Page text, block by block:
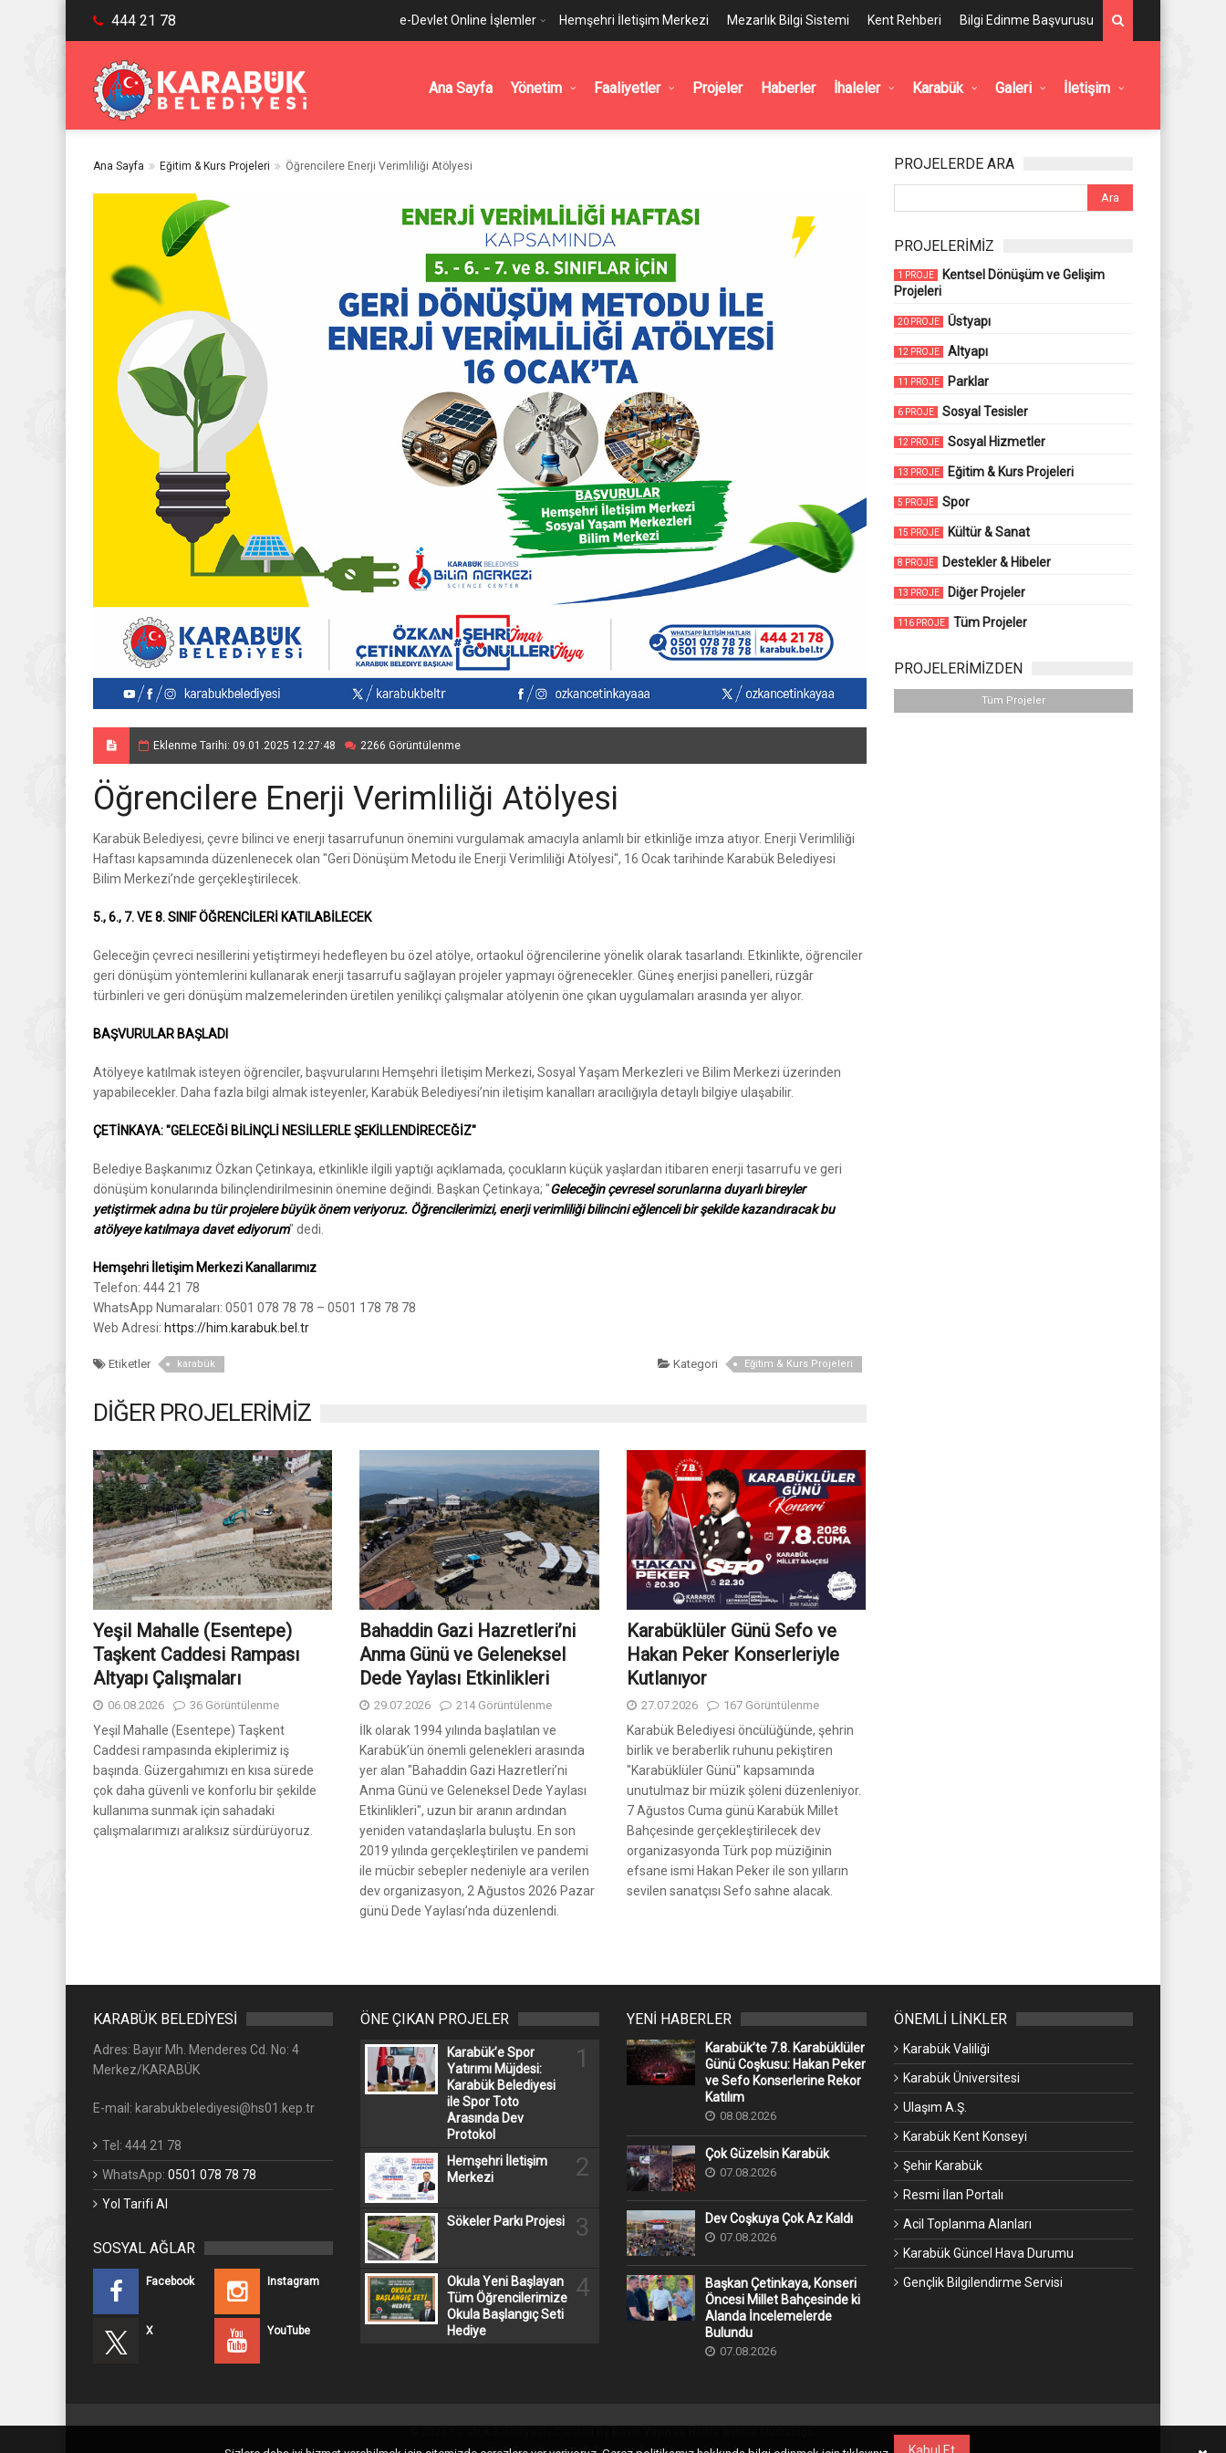
444 21 78 e-Devlet Online İşlemler Hemşehri İletişim Merkezi Mezarlık Bilgi Sistemi Kent Rehberi Bilgi Edinme Başvurusu
Ana Sayfa Yönetim Faaliyetler Projeler Haberler İhaleler Karabük Galeri İletişim
Ana Sayfa Eğitim & Kurs Projeleri Öğrencilere Enerji Verimliliği Atölyesi
Eklenme Tarihi: 09.01.2025 12:27:48 2266 Görüntülenme
Öğrencilere Enerji Verimliliği Atölyesi
Karabük Belediyesi, çevre bilinci ve enerji tasarrufunun önemini vurgulamak amacıyla anlamlı bir etkinliğe imza atıyor. Enerji Verimliliği
Haftası kapsamında düzenlenecek olan "Geri Dönüşüm Metodu ile Enerji Verimliliği Atölyesi", 16 Ocak tarihinde Karabük Belediyesi
Bilim Merkezi’nde gerçekleştirilecek.
5., 6., 7. VE 8. SINIF ÖĞRENCİLERİ KATILABİLECEK
Geleceğin çevreci nesillerini yetiştirmeyi hedefleyen bu özel atölye, ortaokul öğrencilerine yönelik olarak tasarlandı. Etkinlikte, öğrenciler
geri dönüşüm yöntemlerini kullanarak enerji tasarrufu sağlayan projeler yapmayı öğrenecekler. Güneş enerjisi panelleri, rüzgâr
türbinleri ve geri dönüşüm malzemelerinden üretilen yenilikçi çalışmalar atölyenin öne çıkan uygulamaları arasında yer alıyor.
BAŞVURULAR BAŞLADI
Atölyeye katılmak isteyen öğrenciler, başvurularını Hemşehri İletişim Merkezi, Sosyal Yaşam Merkezleri ve Bilim Merkezi üzerinden
yapabilecekler. Daha fazla bilgi almak isteyenler, Karabük Belediyesi’nin iletişim kanalları aracılığıyla detaylı bilgiye ulaşabilir.
ÇETİNKAYA: "GELECEĞİ BİLİNÇLİ NESİLLERLE ŞEKİLLENDİRECEĞİZ"
Belediye Başkanımız Özkan Çetinkaya, etkinlikle ilgili yaptığı açıklamada, çocukların küçük yaşlardan itibaren enerji tasarrufu ve geri
dönüşüm konularında bilinçlendirilmesinin önemine değindi. Başkan Çetinkaya; "Geleceğin çevresel sorunlarına duyarlı bireyler
yetiştirmek adına bu tür projelere büyük önem veriyoruz. Öğrencilerimizi, enerji verimliliği bilincini eğlenceli bir şekilde kazandıracak bu
atölyeye katılmaya davet ediyorum" dedi.
Hemşehri İletişim Merkezi Kanallarımız
Telefon: 444 21 78
WhatsApp Numaraları: 0501 078 78 78 – 0501 178 78 78
Web Adresi: https://him.karabuk.bel.tr
Etiketler karabük Kategori Eğitim & Kurs Projeleri
DİĞER PROJELERİMİZ
Yeşil Mahalle (Esentepe)
Taşkent Caddesi Rampası
Altyapı Çalışmaları
06.08.2026 36 Görüntülenme
Yeşil Mahalle (Esentepe) Taşkent
Caddesi rampasında ekiplerimiz iş
başında. Güzergahımızı en kısa sürede
çok daha güvenli ve konforlu bir şekilde
kullanıma sunmak için sahadaki
çalışmalarımızı aralıksız sürdürüyoruz.
Bahaddin Gazi Hazretleri’ni
Anma Günü ve Geleneksel
Dede Yaylası Etkinlikleri
29.07.2026 214 Görüntülenme
İlk olarak 1994 yılında başlatılan ve
Karabük’ün önemli gelenekleri arasında
yer alan "Bahaddin Gazi Hazretleri’ni
Anma Günü ve Geleneksel Dede Yaylası
Etkinlikleri", uzun bir aranın ardından
yeniden vatandaşlarla buluştu. En son
2019 yılında gerçekleştirilen ve pandemi
ile mücbir sebepler nedeniyle ara verilen
dev organizasyon, 2 Ağustos 2026 Pazar
günü Dede Yaylası’nda düzenlendi.
Karabüklüler Günü Sefo ve
Hakan Peker Konserleriyle
Kutlanıyor
27.07.2026 167 Görüntülenme
Karabük Belediyesi öncülüğünde, şehrin
birlik ve beraberlik ruhunu pekiştiren
"Karabüklüler Günü" kapsamında
unutulmaz bir müzik şöleni düzenleniyor.
7 Ağustos Cuma günü Karabük Millet
Bahçesinde gerçekleştirilecek dev
organizasyonda Türk pop müziğinin
efsane ismi Hakan Peker ile son yılların
sevilen sanatçısı Sefo sahne alacak.
PROJELERDE ARA
PROJELERİMİZ
1 PROJE
Kentsel Dönüşüm ve Gelişim
Projeleri
20 PROJE Üstyapı
12 PROJE Altyapı
11 PROJE Parklar
6 PROJE Sosyal Tesisler
12 PROJE Sosyal Hizmetler
13 PROJE Eğitim & Kurs Projeleri
5 PROJE Spor
15 PROJE Kültür & Sanat
8 PROJE Destekler & Hibeler
13 PROJE Diğer Projeler
116 PROJE Tüm Projeler
PROJELERİMİZDEN
Tüm Projeler
KARABÜK BELEDİYESİ
Adres: Bayır Mh. Menderes Cd. No: 4
Merkez/KARABÜK
E-mail: karabukbelediyesi@hs01.kep.tr
Tel: 444 21 78
WhatsApp: 0501 078 78 78
Yol Tarifi Al
SOSYAL AĞLAR
Facebook Instagram
X YouTube
ÖNE ÇIKAN PROJELER
Karabük’e Spor
Yatırımı Müjdesi:
Karabük Belediyesi
ile Spor Toto
Arasında Dev
Protokol
1
Hemşehri İletişim
Merkezi
2
Sökeler Parkı Projesi 3
Okula Yeni Başlayan
Tüm Öğrencilerimize
Okula Başlangıç Seti
Hediye
4
YENİ HABERLER
Karabük’te 7.8. Karabüklüler
Günü Coşkusu: Hakan Peker
ve Sefo Konserlerine Rekor
Katılım
08.08.2026
Çok Güzelsin Karabük
07.08.2026
Dev Coşkuya Çok Az Kaldı
07.08.2026
Başkan Çetinkaya, Konseri
Öncesi Millet Bahçesinde ki
Alanda İncelemelerde
Bulundu
07.08.2026
ÖNEMLİ LİNKLER
Karabük Valiliği
Karabük Üniversitesi
Ulaşım A.Ş.
Karabük Kent Konseyi
Şehir Karabük
Resmi İlan Portalı
Acil Toplanma Alanları
Karabük Güncel Hava Durumu
Gençlik Bilgilendirme Servisi